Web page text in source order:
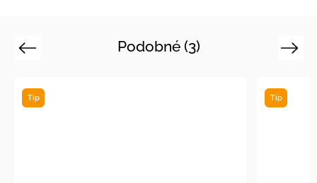
Podobné (3)
Previous
Tip Tip
Next